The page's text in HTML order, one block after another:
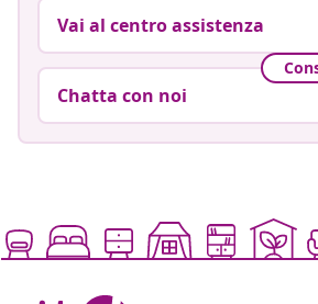
Vai al centro assistenza
Chatta con noi